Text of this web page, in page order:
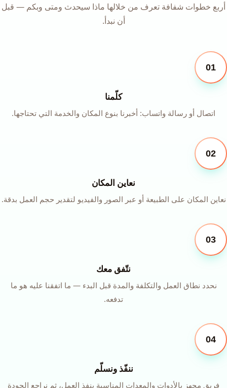
أربع خطوات شفافة تعرف من خلالها ماذا سيحدث ومتى وبكم — قبل
أن نبدأ.
01
كلّمنا
اتصال أو رسالة واتساب: أخبرنا بنوع المكان والخدمة التي تحتاجها.
02
نعاين المكان
نعاين المكان على الطبيعة أو عبر الصور والفيديو لتقدير حجم العمل بدقة.
03
نتّفق معك
نحدد نطاق العمل والتكلفة والمدة قبل البدء — ما اتفقنا عليه هو ما
تدفعه.
04
ننفّذ ونسلّم
فريق مجهز بالأدوات والمعدات المناسبة ينفذ العمل، ثم نراجع الجودة